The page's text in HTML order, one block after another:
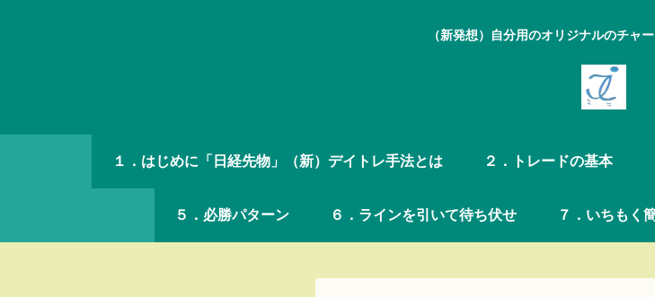
（新発想）自分用のオリジナルのチャ
１．はじめに「日経先物」（新）デイトレ手法とは ２．トレードの基本
５．必勝パターン ６．ラインを引いて待ち伏せ ７．いちもく